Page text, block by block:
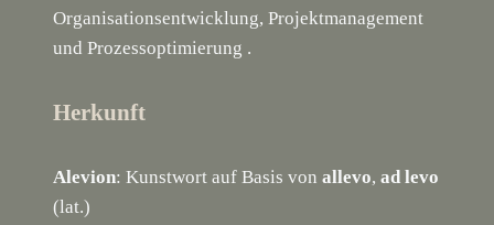
Organisationsentwicklung, Projektmanagement
und Prozessoptimierung .
Herkunft
Alevion: Kunstwort auf Basis von allevo, ad levo
(lat.)